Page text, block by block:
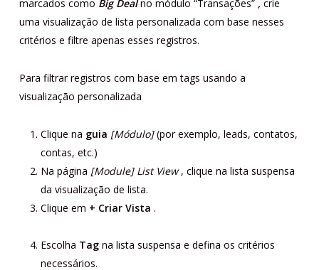
marcados como Big Dealno módulo “Transações” , crie
uma visualização de lista personalizada com base nesses
critérios e filtre apenas esses registros.
Para filtrar registros com base em tags usando a
visualização personalizada
Clique na guia [Módulo](por exemplo, leads, contatos,
contas, etc.)
Na página [Module] List View, clique na lista suspensa
da visualização de lista.
Clique em + Criar Vista .
Escolha Tagna lista suspensa e defina os critérios
necessários.